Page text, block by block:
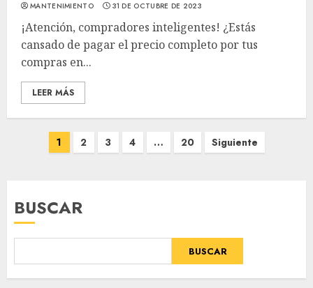
MANTENIMIENTO 31 DE OCTUBRE DE 2023
¡Atención, compradores inteligentes! ¿Estás
cansado de pagar el precio completo por tus
compras en...
LEER MÁS
Paginación
1 2 3 4 … 20 Siguiente
BUSCAR
BUSCAR